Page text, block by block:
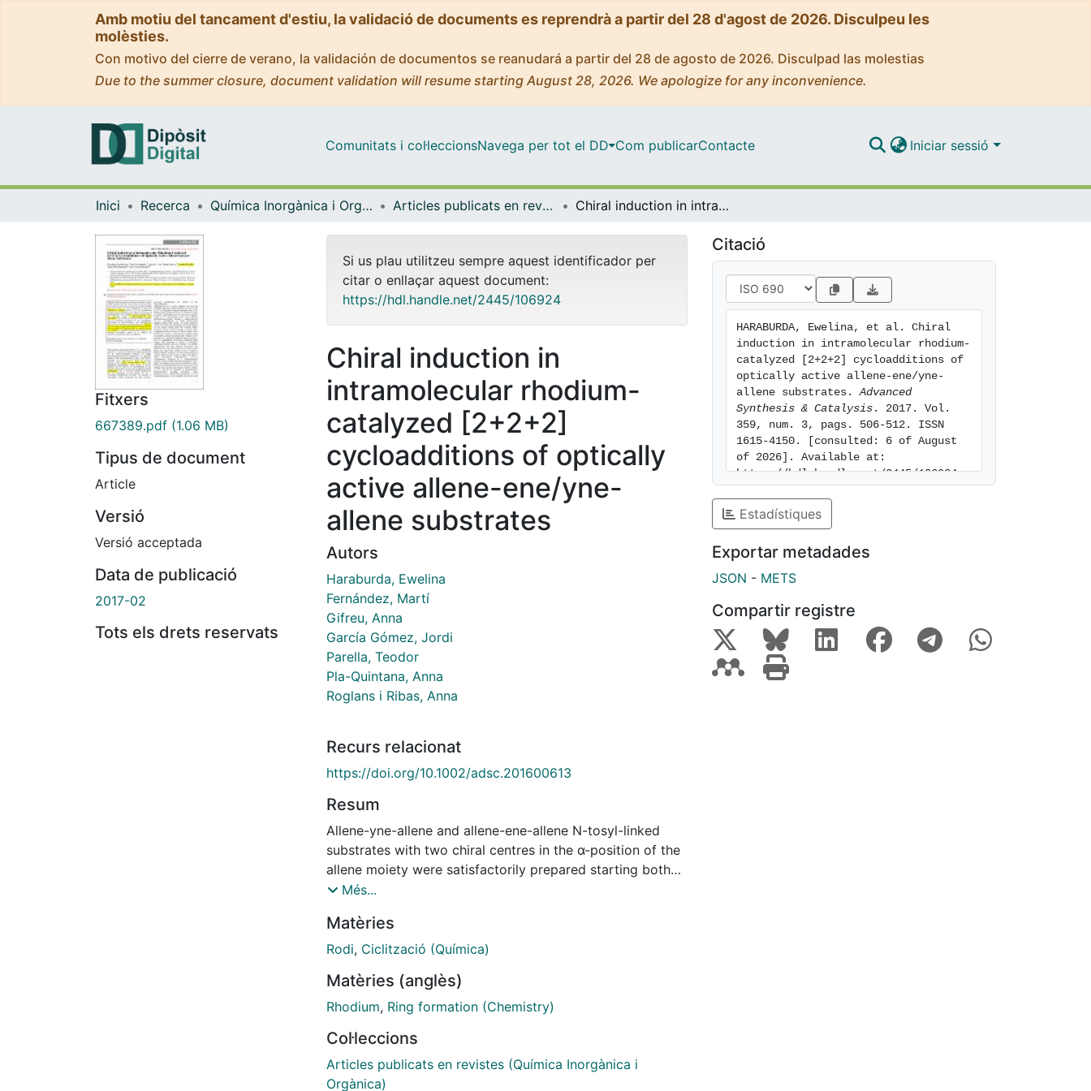
Amb motiu del tancament d'estiu, la validació de documents es reprendrà a partir del 28 d'agost de 2026. Disculpeu les
molèsties.
Con motivo del cierre de verano, la validación de documentos se reanudará a partir del 28 de agosto de 2026. Disculpad las molestias
Due to the summer closure, document validation will resume starting August 28, 2026. We apologize for any inconvenience.
Comunitats i col·leccionsNavega per tot el DD Com publicarContacte Iniciar sessió
Inici Recerca Química Inorgànica i Orgànica Articles publicats en revistes (Química Inorgànica i Orgànica) Chiral induction in intramolecular rhodium-catalyzed [2+2+2] cycloadditions of optically active allene-ene/yne-allene substrates
Fitxers
667389.pdf (1.06 MB)
Tipus de document
Article
Versió
Versió acceptada
Data de publicació
2017-02
Tots els drets reservats
Si us plau utilitzeu sempre aquest identificador per
citar o enllaçar aquest document:
https://hdl.handle.net/2445/106924
Chiral induction in
intramolecular rhodium-
catalyzed [2+2+2]
cycloadditions of optically
active allene-ene/yne-
allene substrates
Autors
Haraburda, Ewelina
Fernández, Martí
Gifreu, Anna
García Gómez, Jordi
Parella, Teodor
Pla-Quintana, Anna
Roglans i Ribas, Anna
Recurs relacionat
https://doi.org/10.1002/adsc.201600613
Resum
Allene-yne-allene and allene-ene-allene N-tosyl-linked
substrates with two chiral centres in the α-position of the
allene moiety were satisfactorily prepared starting both
from racemic and chiral propargylic alcohols. The
reaction of these substrates was evaluated. In the case of
enantiomerically pure bisallenes, perfect stereoselectivity
cycloadduct. The chirality of starting bisallene substrates
can be completely transferred to the cycloadducts,
process for the construction of fused polycycles.
However, when reacting an oxygen-linked allene-ene-
allene substrate, the stereoselectivity decreased and two
Més...
Matèries
Rodi, Ciclització (Química)
Matèries (anglès)
Rhodium, Ring formation (Chemistry)
Col·leccions
Articles publicats en revistes (Química Inorgànica i
Orgànica)
Citació
HARABURDA, Ewelina, et al. Chiral
induction in intramolecular rhodium-
catalyzed [2+2+2] cycloadditions of
optically active allene-ene/yne-
allene substrates. Advanced
Synthesis & Catalysis . 2017. Vol.
359, num. 3, pags. 506-512. ISSN
1615-4150. [consulted: 6 of August
of 2026]. Available at:
https://hdl.handle.net/2445/106924
Estadístiques
Exportar metadades
JSON - METS
Compartir registre